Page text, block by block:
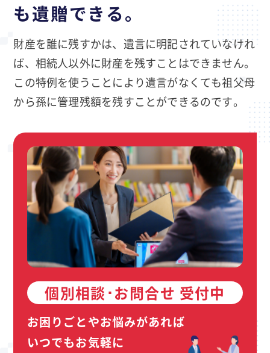
も遺贈できる。
財産を誰に残すかは、遺言に明記されていなけれ
ば、相続人以外に財産を残すことはできません。
この特例を使うことにより遺言がなくても祖父母
から孫に管理残額を残すことができるのです。
個別相談･お問合せ 受付中
お困りごとやお悩みがあれば
いつでもお気軽に